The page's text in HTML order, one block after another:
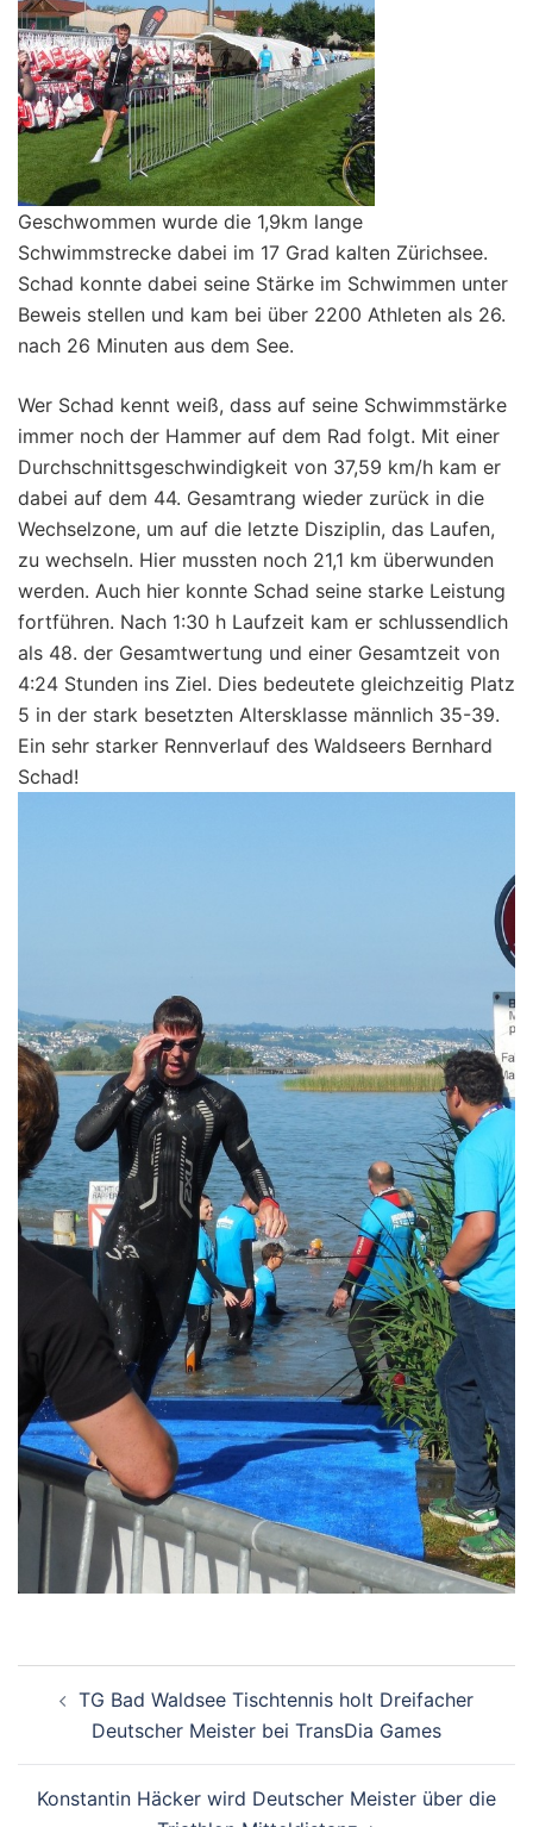
Geschwommen wurde die 1,9km lange
Schwimmstrecke dabei im 17 Grad kalten Zürichsee.
Schad konnte dabei seine Stärke im Schwimmen unter
Beweis stellen und kam bei über 2200 Athleten als 26.
nach 26 Minuten aus dem See.
Wer Schad kennt weiß, dass auf seine Schwimmstärke
immer noch der Hammer auf dem Rad folgt. Mit einer
Durchschnittsgeschwindigkeit von 37,59 km/h kam er
dabei auf dem 44. Gesamtrang wieder zurück in die
Wechselzone, um auf die letzte Disziplin, das Laufen,
zu wechseln. Hier mussten noch 21,1 km überwunden
werden. Auch hier konnte Schad seine starke Leistung
fortführen. Nach 1:30 h Laufzeit kam er schlussendlich
als 48. der Gesamtwertung und einer Gesamtzeit von
4:24 Stunden ins Ziel. Dies bedeutete gleichzeitig Platz
5 in der stark besetzten Altersklasse männlich 35-39.
Ein sehr starker Rennverlauf des Waldseers Bernhard
Schad!
TG Bad Waldsee Tischtennis holt Dreifacher
Deutscher Meister bei TransDia Games
Konstantin Häcker wird Deutscher Meister über die